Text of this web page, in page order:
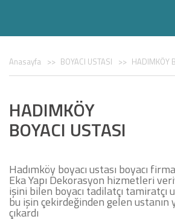
Anasayfa BOYACI USTASI HADIMKÖY
HADIMKÖY
BOYACI USTASI
Hadımköy boyacı ustası boyacı
Eka Yapı Dekorasyon hizmetleri
işini bilen boyacı tadilatçı tamiratçı
bu işin çekirdeğinden gelen ustanın
çıkardı